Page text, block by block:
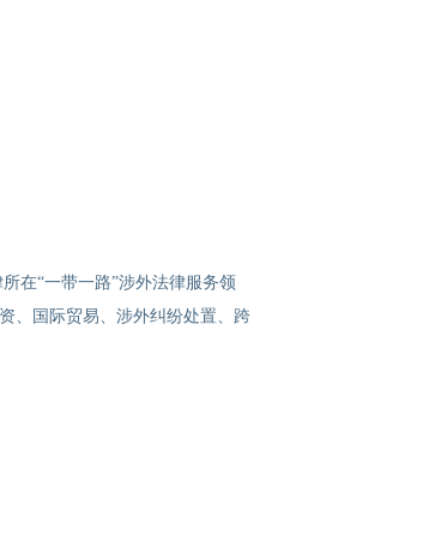
所在“一带一路”涉外法律服务领
、国际贸易、涉外纠纷处置、跨